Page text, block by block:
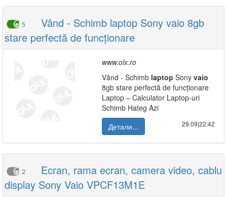
5
Vând - Schimb laptop Sony vaio 8gb
stare perfectă de funcționare
www.olx.ro
Vând - Schimb laptop Sony vaio
8gb stare perfectă de funcționare
Laptop – Calculator Laptop-uri
Schimb Hateg Azi
Детали...
29.09|22:42
2
Ecran, rama ecran, camera video, cablu
display Sony Vaio VPCF13M1E